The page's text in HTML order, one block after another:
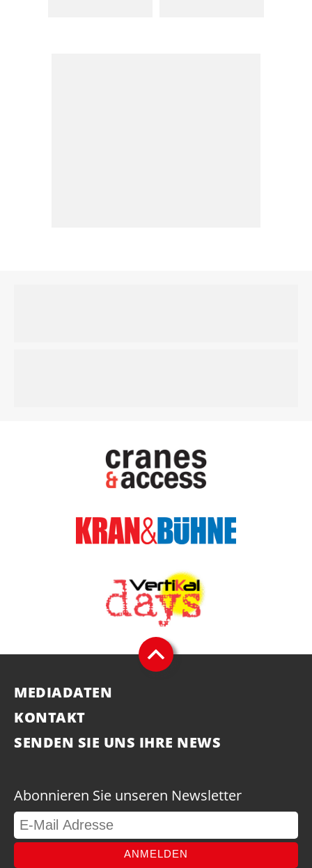
MEDIADATEN
KONTAKT
SENDEN SIE UNS IHRE NEWS
Abonnieren Sie unseren Newsletter
ANMELDEN